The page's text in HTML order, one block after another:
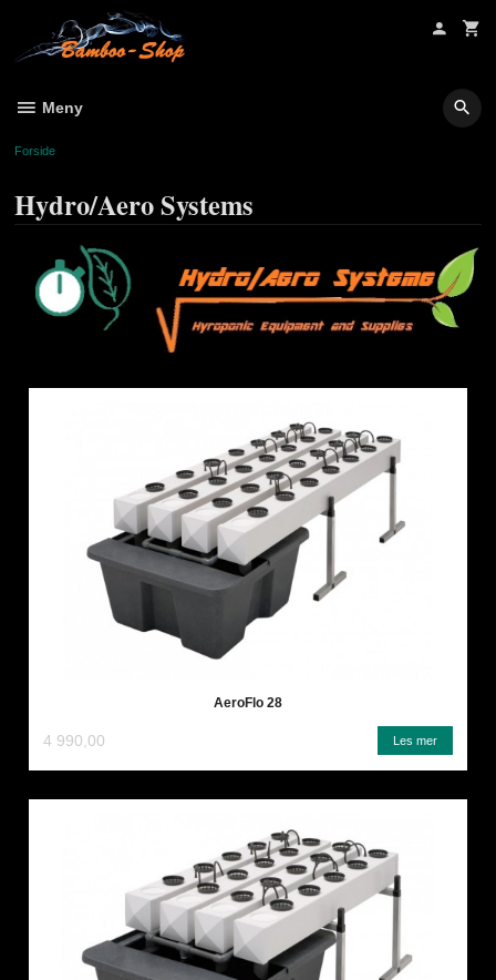
innholdet
Meny
Forside
Hydro/Aero Systems
AeroFlo 28
4 990,00 Les mer